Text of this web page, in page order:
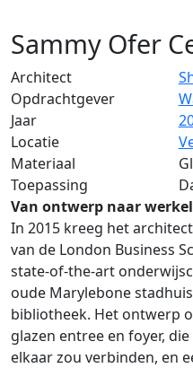
Sammy Ofer
Architect
Opdrachtgever
Jaar
Locatie
Materiaal
Toepassing
Van ontwerp naar
In 2015 kreeg het
van de London Business
state-of-the-art
oude Marylebone
bibliotheek. Het ontwerp
glazen entree en foyer,
elkaar zou verbinden, en